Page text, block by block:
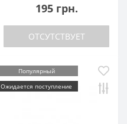
195 грн.
ОТСУТСТВУЕТ
Популярный
Ожидается поступление